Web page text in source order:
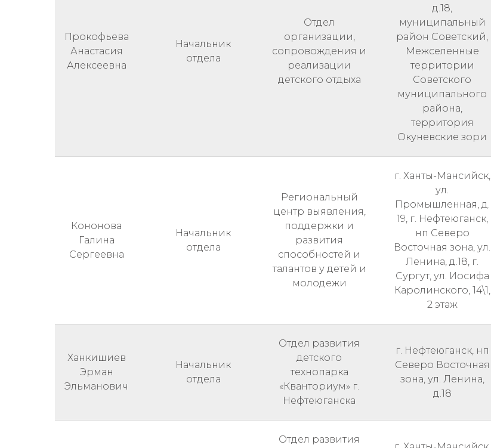
Прокофьева
Анастасия
Алексеевна
Начальник
отдела
Отдел
организации,
сопровождения и
реализации
детского отдыха
д.18,
муниципальный
район Советский,
Межселенные
территории
Советского
муниципального
района,
территория
Окуневские зори
Кононова
Галина
Сергеевна
Начальник
отдела
Региональный
центр выявления,
поддержки и
развития
способностей и
талантов у детей и
молодежи
г. Ханты-Мансийск,
ул.
Промышленная, д.
19, г. Нефтеюганск,
нп Северо
Восточная зона, ул.
Ленина, д.18, г.
Сургут, ул. Иосифа
Каролинского, 14\1,
2 этаж
Ханкишиев
Эрман
Эльманович
Начальник
отдела
Отдел развития
детского
технопарка
«Кванториум» г.
Нефтеюганска
г. Нефтеюганск, нп
Северо Восточная
зона, ул. Ленина,
д.18
Отдел развития